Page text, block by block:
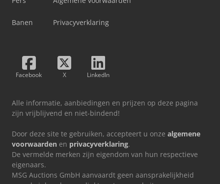
Banen Privacyverklaring
Facebook X LinkedIn
Alle informatie, aanbiedingen en prijzen op deze pagina
zijn vrijblijvend en niet-bindend!
Door deze site te gebruiken, accepteert u onze algemene
voorwaarden en privacyverklaring.
De vermelde merken zijn eigendom van hun respectieve
eigenaars.
MSG Auctions GmbH aanvaardt geen aansprakelijkheid